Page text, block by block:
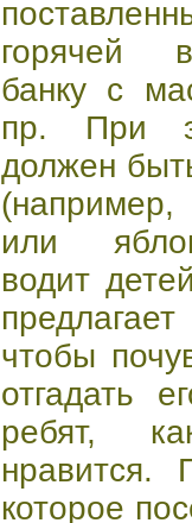
горячей
банку с
пр. При
должен
или
водит
чтобы
отгадать
ребят,
нравится.
которое